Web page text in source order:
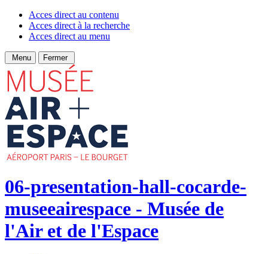
Acces direct au contenu
Acces direct à la recherche
Acces direct au menu
Menu Fermer
06-presentation-hall-cocarde-
museeairespace - Musée de
l'Air et de l'Espace